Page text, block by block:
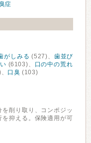
症
がしみる (527)、 歯並び
(6103)、
口の中の荒れ
口臭 (103)
削り取り、コンポジッ
抑える。保険適用が可